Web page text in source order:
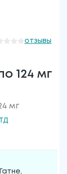
отзывы
124 мг
мг
,